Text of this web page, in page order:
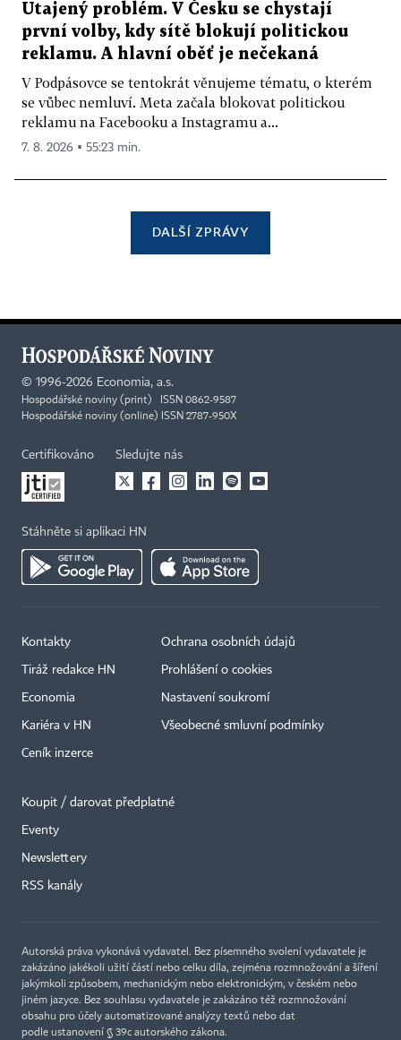
Utajený problém. V Česku se chystají
první volby, kdy sítě blokují politickou
reklamu. A hlavní oběť je nečekaná
V Podpásovce se tentokrát věnujeme tématu, o kterém
se vůbec nemluví. Meta začala blokovat politickou
reklamu na Facebooku a Instagramu a...
7. 8. 2026 ▪ 55:23 min.
DALŠÍ ZPRÁVY
© 1996-2026 Economia, a.s.
Hospodářské noviny (print) ISSN 0862-9587
Hospodářské noviny (online) ISSN 2787-950X
Certifikováno Sledujte nás
Stáhněte si aplikaci HN
Kontakty
Tiráž redakce HN
Economia
Kariéra v HN
Ceník inzerce
Ochrana osobních údajů
Prohlášení o cookies
Nastavení soukromí
Všeobecné smluvní podmínky
Koupit / darovat předplatné
Eventy
Newslettery
RSS kanály
Autorská práva vykonává vydavatel. Bez písemného svolení vydavatele je
zakázáno jakékoli užití částí nebo celku díla, zejména rozmnožování a šíření
jakýmkoli způsobem, mechanickým nebo elektronickým, v českém nebo
jiném jazyce. Bez souhlasu vydavatele je zakázáno též rozmnožování
obsahu pro účely automatizované analýzy textů nebo dat
podle ustanovení § 39c autorského zákona.